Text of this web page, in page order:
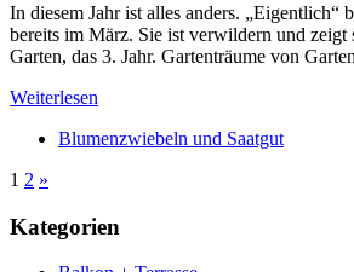
In diesem Jahr ist alles anders. „Eigentlich“
bereits im März. Sie ist verwildern und zeigt
Garten, das 3. Jahr. Gartenträume von
Weiterlesen
Blumenzwiebeln und Saatgut
1 2 »
Kategorien